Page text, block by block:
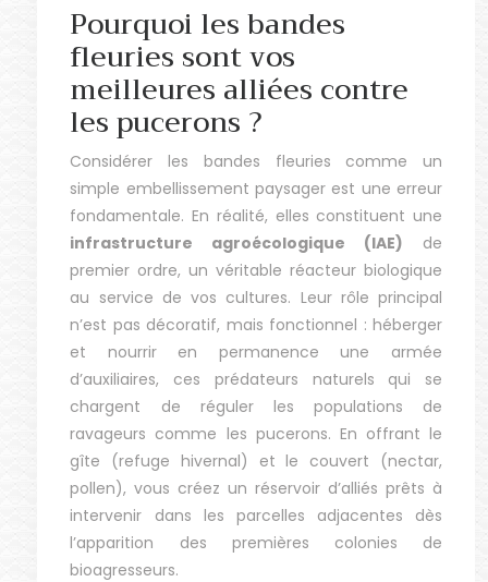
Pourquoi les bandes
fleuries sont vos
meilleures alliées contre
les pucerons ?
Considérer les bandes fleuries comme un
simple embellissement paysager est une erreur
fondamentale. En réalité, elles constituent une
infrastructure agroécologique (IAE) de
premier ordre, un véritable réacteur biologique
au service de vos cultures. Leur rôle principal
n’est pas décoratif, mais fonctionnel : héberger
et nourrir en permanence une armée
d’auxiliaires, ces prédateurs naturels qui se
chargent de réguler les populations de
ravageurs comme les pucerons. En offrant le
gîte (refuge hivernal) et le couvert (nectar,
pollen), vous créez un réservoir d’alliés prêts à
intervenir dans les parcelles adjacentes dès
l’apparition des premières colonies de
bioagresseurs.